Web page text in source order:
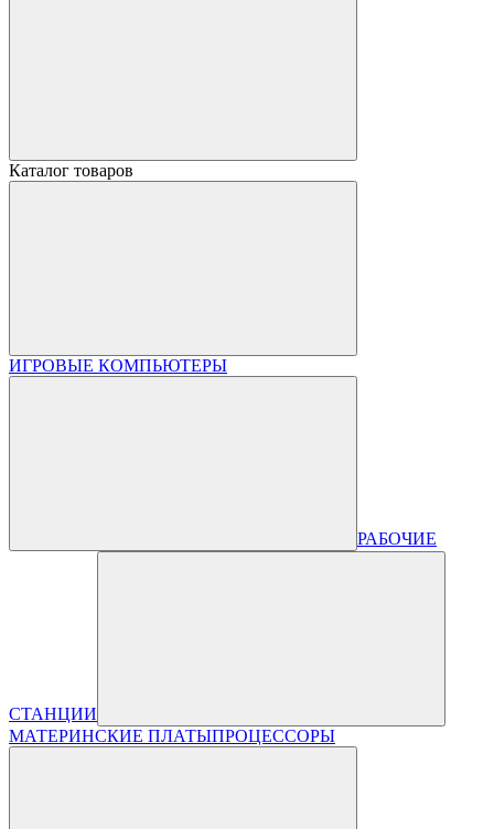
Каталог товаров
ИГРОВЫЕ КОМПЬЮТЕРЫ
РАБОЧИЕ
СТАНЦИИ
МАТЕРИНСКИЕ ПЛАТЫПРОЦЕССОРЫ